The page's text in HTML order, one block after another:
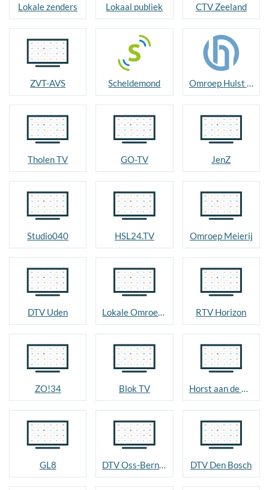
Lokale zenders Lokaal publiek CTV Zeeland
ZVT-AVS Scheldemond Omroep Hulst TV
Tholen TV GO-TV JenZ
Studio040 HSL24.TV Omroep Meierij
DTV Uden Lokale Omroep Nuenen RTV Horizon
ZO!34 Blok TV Horst aan de Maas
GL8 DTV Oss-Bernheze DTV Den Bosch